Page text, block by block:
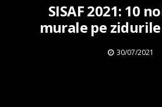
SISAF 2021: 10
murale pe
30/07/2021